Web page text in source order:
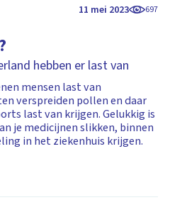
11 mei 2023 697
hebben er last van
mensen last van
verspreiden pollen en daar
last van krijgen. Gelukkig is
je medicijnen slikken, binnen
in het ziekenhuis krijgen.